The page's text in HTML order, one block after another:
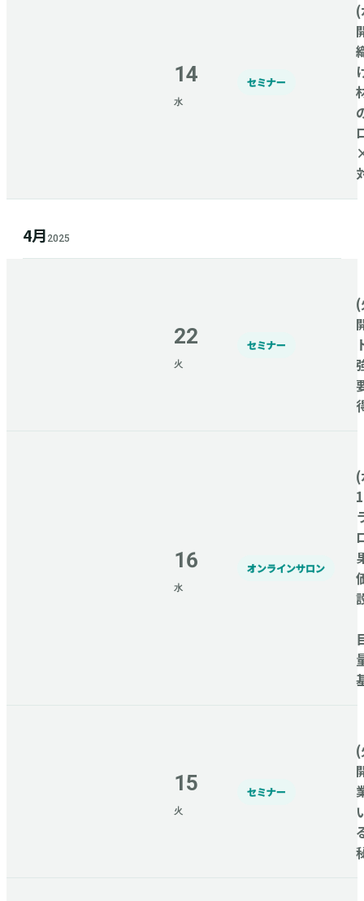
14
水
セミナー
4月 2025
22
火
セミナー
16
水
オンラインサロン
15
火
セミナー